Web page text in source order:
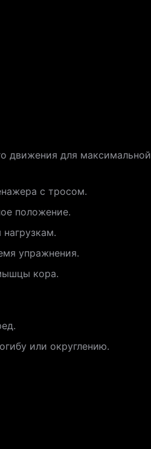
движения для максимальной
с тросом.
положение.
упражнения.
кора.
или округлению.